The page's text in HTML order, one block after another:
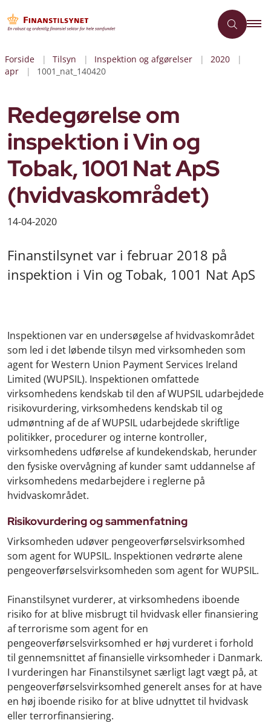
Forside Tilsyn Inspektion og afgørelser
2020
apr
1001_nat_140420
Redegørelse om
inspektion i Vin og
Tobak, 1001 Nat ApS
(hvidvaskområdet)
14-04-2020
Finanstilsynet var i februar 2018 på
inspektion i Vin og Tobak, 1001 Nat ApS
Inspektionen var en undersøgelse af hvidvaskområdet
som led i det løbende tilsyn med virksomheden som
agent forWestern Union Payment Services Ireland
Limited (WUPSIL). Inspektionen omfattede
virksomhedens kendskab til den af WUPSIL udarbejdede
risikovurdering, virksomhedens kendskab til og
udmøntning af de af WUPSIL udarbejdede skriftlige
politikker, procedurer og interne kontroller,
virksomhedens udførelse af kundekendskab, herunder
den fysiske overvågning af kunder samt uddannelse af
virksomhedens medarbejdere i reglerne på
hvidvaskområdet.
Risikovurdering og sammenfatning
Virksomheden udøver pengeoverførselsvirksomhed
som agent for WUPSIL. Inspektionen vedrørte alene
pengeoverførselsvirksomheden som agent for WUPSIL.
Finanstilsynet vurderer, at virksomhedens iboende
risiko for at blive misbrugt til hvidvask eller finansiering
af terrorisme som agent for en
pengeoverførselsvirksomhed er høj vurderet i forhold
til gennemsnittet af finansielle virksomheder i Danmark.
I vurderingen har Finanstilsynet særligt lagt vægt på, at
pengeoverførselsvirksomhed generelt anses for at have
en høj iboende risiko for at blive udnyttet til hvidvask
eller terrorfinansiering.